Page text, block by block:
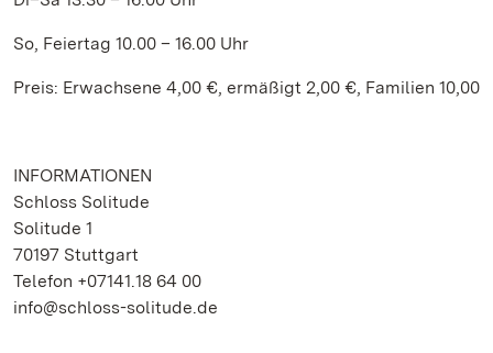
So, Feiertag 10.00 – 16.00 Uhr
Preis: Erwachsene 4,00 €, ermäßigt 2,00 €, Familien 10,00
INFORMATIONEN
Schloss Solitude
Solitude 1
70197 Stuttgart
Telefon +07141.18 64 00
info@schloss-solitude.de